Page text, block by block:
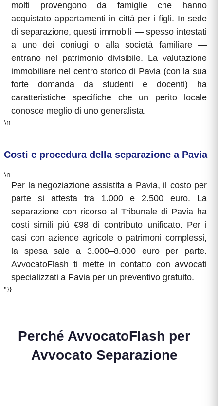
molti provengono da famiglie che hanno
acquistato appartamenti in città per i figli. In sede
di separazione, questi immobili — spesso intestati
a uno dei coniugi o alla società familiare —
entrano nel patrimonio divisibile. La valutazione
immobiliare nel centro storico di Pavia (con la sua
forte domanda da studenti e docenti) ha
caratteristiche specifiche che un perito locale
conosce meglio di uno generalista.
\n
Costi e procedura della separazione a Pavia
\n
Per la negoziazione assistita a Pavia, il costo per
parte si attesta tra 1.000 e 2.500 euro. La
separazione con ricorso al Tribunale di Pavia ha
costi simili più €98 di contributo unificato. Per i
casi con aziende agricole o patrimoni complessi,
la spesa sale a 3.000–8.000 euro per parte.
AvvocatoFlash ti mette in contatto con avvocati
specializzati a Pavia per un preventivo gratuito.
"}}
Perché AvvocatoFlash per
Avvocato Separazione